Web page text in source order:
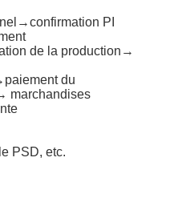
PI
de la production→
du
marchandises
PSD, etc.